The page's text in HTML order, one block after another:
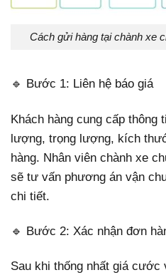
Cách gửi hàng tại chành xe
🔹 Bước 1: Liên hệ báo giá
Khách hàng cung cấp thông
lượng, trọng lượng, kích
hàng. Nhân viên chành xe
sẽ tư vấn phương án vận
chi tiết.
🔹 Bước 2: Xác nhận đơn
Sau khi thống nhất giá cước